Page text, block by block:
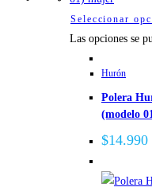
Seleccionar
Las opciones se
Hurón
Polera
(modelo
$14.990